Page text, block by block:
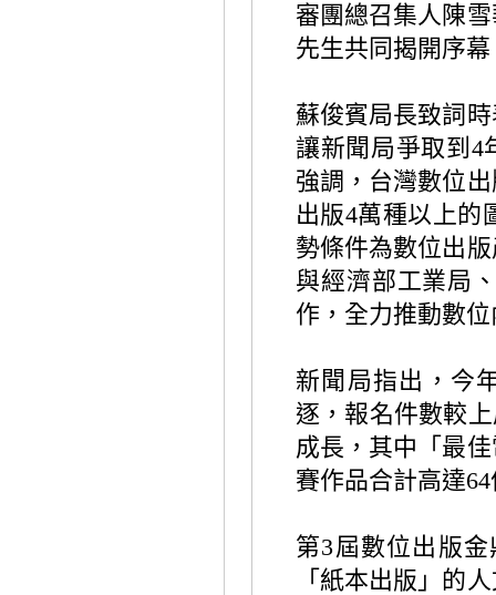
審團總召集人陳
先生共同揭開序幕
蘇俊賓局長致詞
讓新聞局爭取到 4
強調，台灣數位
出版4萬種以上的
勢條件為數位出
與經濟部工業局
作，全力推動數
新聞局指出， 今
逐，報名件數較
成長，其中「最
賽作品合計高達64
第3屆數位出版
「紙本出版」的